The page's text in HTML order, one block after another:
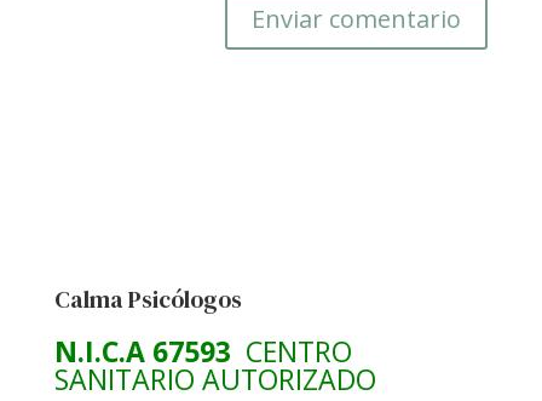
Calma Psicólogos
N.I.C.A 67593 CENTRO
SANITARIO AUTORIZADO